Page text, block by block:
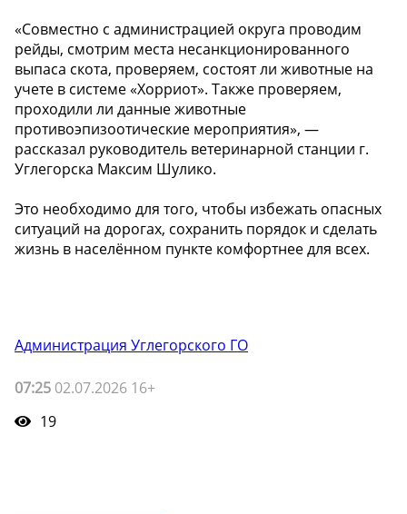
«Совместно с администрацией округа проводим
рейды, смотрим места несанкционированного
выпаса скота, проверяем, состоят ли животные на
учете в системе «Хорриот». Также проверяем,
проходили ли данные животные
противоэпизоотические мероприятия», —
рассказал руководитель ветеринарной станции г.
Углегорска Максим Шулико.
Это необходимо для того, чтобы избежать опасных
ситуаций на дорогах, сохранить порядок и сделать
жизнь в населённом пункте комфортнее для всех.
Администрация Углегорского ГО
07:25 02.07.2026 16+
19